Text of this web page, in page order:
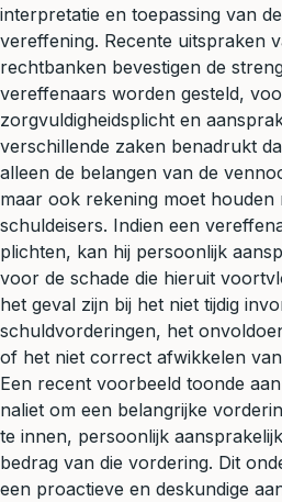
interpretatie en toepassing van
vereffening. Recente uitspraken
rechtbanken bevestigen de
vereffenaars worden gesteld,
zorgvuldigheidsplicht en
verschillende zaken benadrukt
alleen de belangen van de
maar ook rekening moet houden
schuldeisers. Indien een
plichten, kan hij persoonlijk
voor de schade die hieruit
het geval zijn bij het niet tijdig
schuldvorderingen, het
of het niet correct afwikkelen
Een recent voorbeeld toonde
naliet om een belangrijke
te innen, persoonlijk
bedrag van die vordering. Dit
een proactieve en deskundige